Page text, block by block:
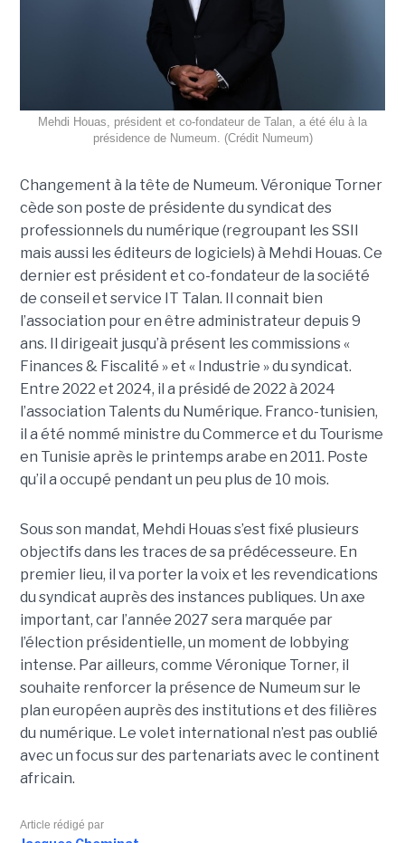
Mehdi Houas, président et co-fondateur de Talan, a été élu à la
présidence de Numeum. (Crédit Numeum)
Changement à la tête de Numeum. Véronique Torner
cède son poste de présidente du syndicat des
professionnels du numérique (regroupant les SSII
mais aussi les éditeurs de logiciels) à Mehdi Houas. Ce
dernier est président et co-fondateur de la société
de conseil et service IT Talan. Il connait bien
l’association pour en être administrateur depuis 9
ans. Il dirigeait jusqu’à présent les commissions «
Finances & Fiscalité » et « Industrie » du syndicat.
Entre 2022 et 2024, il a présidé de 2022 à 2024
l’association Talents du Numérique. Franco-tunisien,
il a été nommé ministre du Commerce et du Tourisme
en Tunisie après le printemps arabe en 2011. Poste
qu’il a occupé pendant un peu plus de 10 mois.
Sous son mandat, Mehdi Houas s’est fixé plusieurs
objectifs dans les traces de sa prédécesseure. En
premier lieu, il va porter la voix et les revendications
du syndicat auprès des instances publiques. Un axe
important, car l’année 2027 sera marquée par
l’élection présidentielle, un moment de lobbying
intense. Par ailleurs, comme Véronique Torner, il
souhaite renforcer la présence de Numeum sur le
plan européen auprès des institutions et des filières
du numérique. Le volet international n’est pas oublié
avec un focus sur des partenariats avec le continent
africain.
Article rédigé par